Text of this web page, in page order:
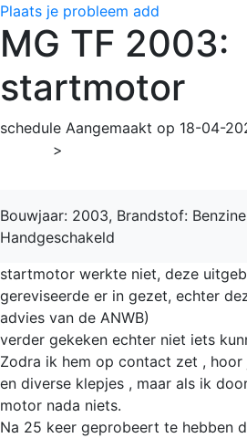
Plaats je probleem add
MG TF 2003:
startmotor
schedule Aangemaakt op 18-04-
>
Bouwjaar: 2003, Brandstof:
Handgeschakeld
startmotor werkte niet, deze
gereviseerde er in gezet, echter
advies van de ANWB)
verder gekeken echter niet iets
Zodra ik hem op contact zet ,
en diverse klepjes , maar als ik
motor nada niets.
Na 25 keer geprobeert te hebben